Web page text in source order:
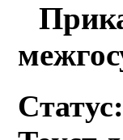
Статус: